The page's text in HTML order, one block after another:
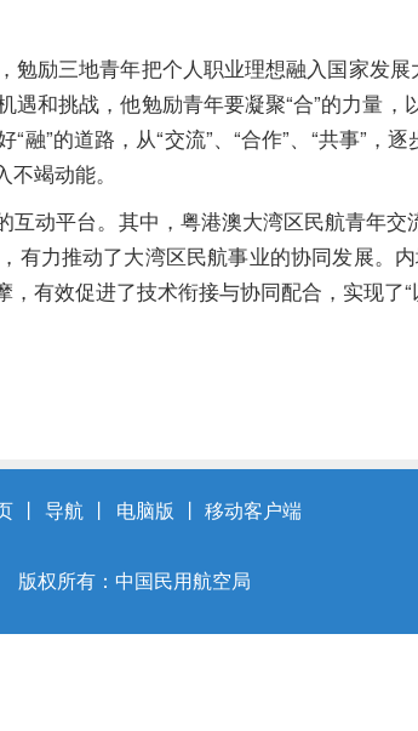
励三地青年把个人职业理想融入国家发
和挑战，他勉励青年要凝聚“合”的力量
”的道路，从“交流”、“合作”、“共事”，
竭动能。
互动平台。其中 ， 粤港澳大湾区民航青年交
力推动了大湾区民航事业的协同发展。
，有效促进了技术衔接与协同配合，实现了
丨 导航 丨 电脑版 丨 移动客户端
版权所有：中国民用航空局